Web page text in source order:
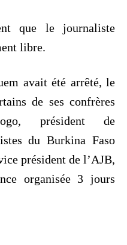
que le journaliste
libre.
avait été arrêté, le
de ses confrères
président de
du Burkina Faso
président de l’AJB,
organisée 3 jours